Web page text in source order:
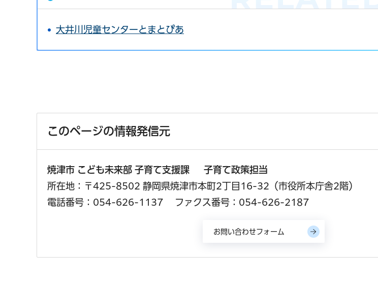
大井川児童センターとまとぴあ
このページの情報発信元
焼津市 こども未来部 子育て支援課 子育て政策担当
所在地：〒425-8502 静岡県焼津市本町2丁目16-32（市役所本庁舎2階）
電話番号：054-626-1137
ファクス番号：054-626-2187